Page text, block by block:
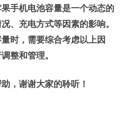
手机电池容量是一个动态的
、充电方式等因素的影响。
时，需要综合考虑以上因
整和管理。
，谢谢大家的聆听！